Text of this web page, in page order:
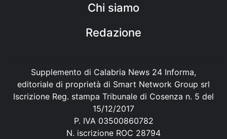
Chi siamo
Redazione
Supplemento di Calabria News 24 Informa,
editoriale di proprietà di Smart Network Group srl
Iscrizione Reg. stampa Tribunale di Cosenza n. 5 del
15/12/2017
P. IVA 03500860782
N. iscrizione ROC 28794